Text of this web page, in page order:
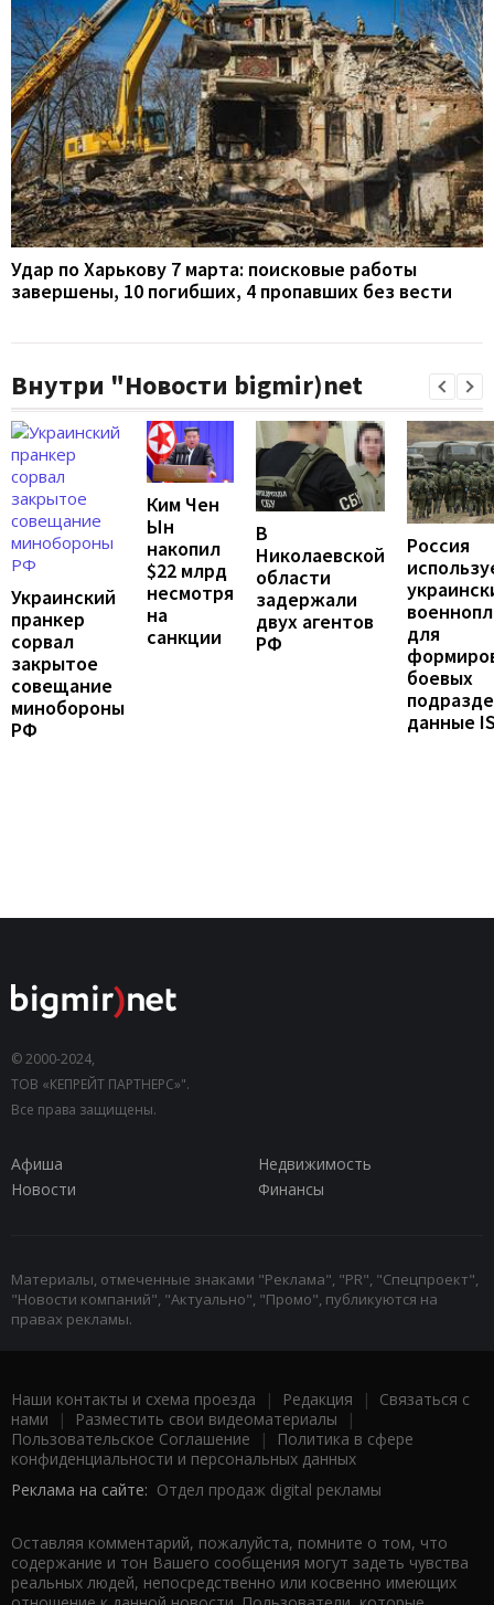
Удар по Харькову 7 марта: поисковые работы
завершены, 10 погибших, 4 пропавших без вести
Внутри "Новости bigmir)net
Украинский
пранкер
сорвал
закрытое
совещание
минобороны
РФ
Ким Чен
Ын
накопил
$22 млрд
несмотря
на
санкции
В
Николаевской
области
задержали
двух агентов
РФ
Россия
для
боевых
данные
© 2000-2024,
ТОВ «КЕПРЕЙТ ПАРТНЕРС»".
Все права защищены.
Афиша
Недвижимость
Новости
Финансы
Материалы, отмеченные знаками "Реклама", "PR", "Спецпроект",
"Новости компаний", "Актуально", "Промо", публикуются на
правах рекламы.
Наши контакты и схема проезда | Редакция | Связаться с
нами | Разместить свои видеоматериалы |
Пользовательское Соглашение |
Политика в сфере
конфиденциальности и персональных данных
Реклама на сайте: Отдел продаж digital рекламы
Оставляя комментарий, пожалуйста, помните о том, что
содержание и тон Вашего сообщения могут задеть чувства
реальных людей, непосредственно или косвенно имеющих